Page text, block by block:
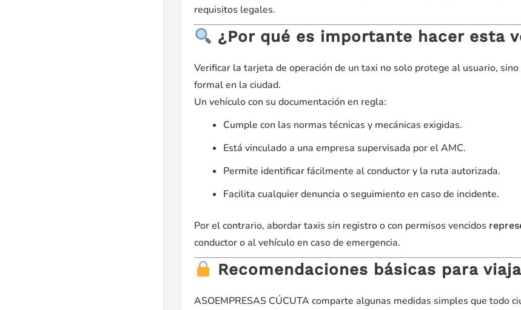
requisitos legales.
¿Por qué es importante hacer esta
Verificar la tarjeta de operación de un taxi no solo protege al usuario,
formal en la ciudad.
Un vehículo con su documentación en regla:
Cumple con las normas técnicas y mecánicas exigidas.
Está vinculado a una empresa supervisada por el AMC.
Permite identificar fácilmente al conductor y la ruta autorizada.
Facilita cualquier denuncia o seguimiento en caso de incidente.
Por el contrario, abordar taxis sin registro o con permisos vencidos
conductor o al vehículo en caso de emergencia.
Recomendaciones básicas para
ASOEMPRESAS CÚCUTA comparte algunas medidas simples que todo